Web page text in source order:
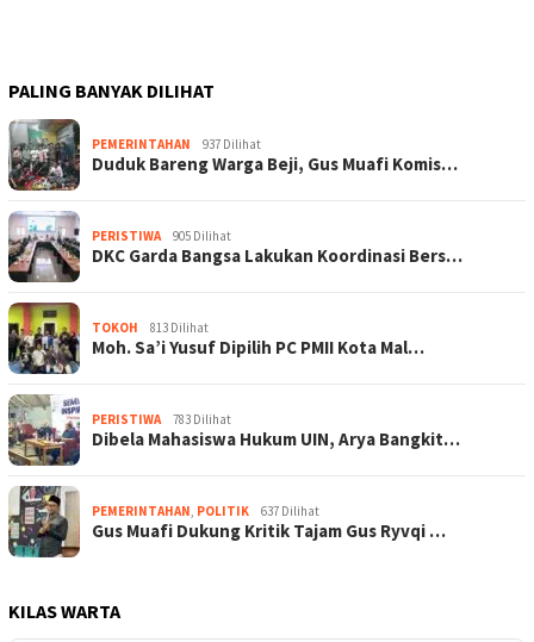
PALING BANYAK DILIHAT
PEMERINTAHAN 937 Dilihat
Duduk Bareng Warga Beji, Gus Muafi Komis…
PERISTIWA 905 Dilihat
DKC Garda Bangsa Lakukan Koordinasi Bers…
TOKOH 813 Dilihat
Moh. Sa’i Yusuf Dipilih PC PMII Kota Mal…
PERISTIWA 783 Dilihat
Dibela Mahasiswa Hukum UIN, Arya Bangkit…
PEMERINTAHAN, POLITIK 637 Dilihat
Gus Muafi Dukung Kritik Tajam Gus Ryvqi …
KILAS WARTA